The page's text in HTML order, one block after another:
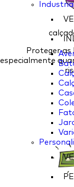
Proteger
especialmente